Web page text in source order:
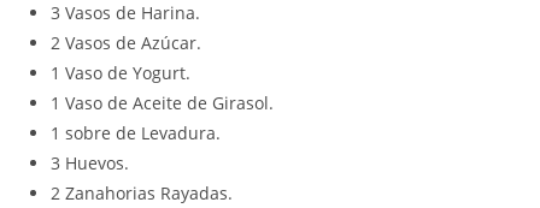
3 Vasos de Harina.
2 Vasos de Azúcar.
1 Vaso de Yogurt.
1 Vaso de Aceite de Girasol.
1 sobre de Levadura.
3 Huevos.
2 Zanahorias Rayadas.